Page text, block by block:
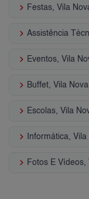
keyboard_arrow_right Festas, Vila
keyboard_arrow_right Assistência
keyboard_arrow_right Eventos, Vila
keyboard_arrow_right Buffet, Vila
keyboard_arrow_right Escolas, Vila
keyboard_arrow_right Informática,
keyboard_arrow_right Fotos E Vídeos,